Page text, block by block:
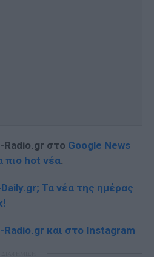
Radio.gr στο Google News
πιο hot νέα.
Τα νέα της ημέρας
και στο Instagram